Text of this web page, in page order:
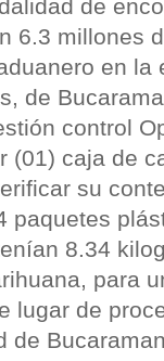
de
6.3 millones
en la
de
control
(01) caja de
su
paquetes
8.34
para
lugar de
de